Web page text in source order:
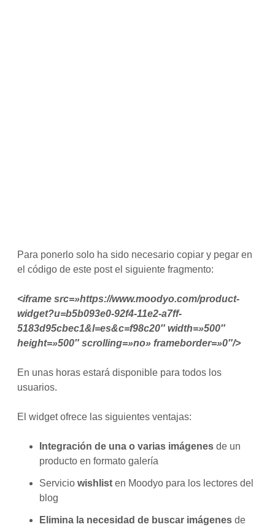
Para ponerlo solo ha sido necesario copiar y pegar en
el código de este post el siguiente fragmento:
<iframe src=»https://www.moodyo.com/product-
widget?u=b5b093e0-92f4-11e2-a7ff-
5183d95cbec1&l=es&c=f98c20″ width=»500″
height=»500″ scrolling=»no» frameborder=»0″/>
En unas horas estará disponible para todos los
usuarios.
El widget ofrece las siguientes ventajas:
Integración de una o varias imágenes de un
producto en formato galería
Serviciowishlist en Moodyo para los lectores del
blog
Elimina la necesidad de buscar imágenes de